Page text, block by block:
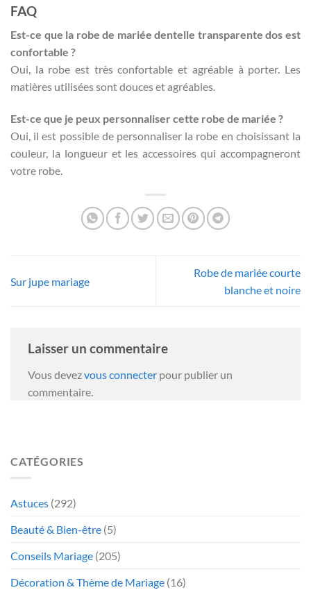
FAQ
Est-ce que la robe de mariée dentelle transparente dos est
confortable ?
Oui, la robe est très confortable et agréable à porter. Les
matières utilisées sont douces et agréables.
Est-ce que je peux personnaliser cette robe de mariée ?
Oui, il est possible de personnaliser la robe en choisissant la
couleur, la longueur et les accessoires qui accompagneront
votre robe.
Sur jupe mariage
Robe de mariée courte
blanche et noire
Laisser un commentaire
Vous devezvous connecter pour publier un
commentaire.
CATÉGORIES
Astuces (292)
Beauté & Bien-être (5)
Conseils Mariage (205)
Décoration & Thème de Mariage (16)